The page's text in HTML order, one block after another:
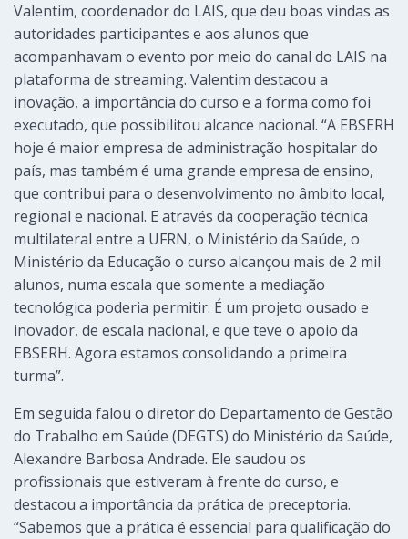
Valentim, coordenador do LAIS, que deu boas vindas as
autoridades participantes e aos alunos que
acompanhavam o evento por meio do canal do LAIS na
plataforma de streaming. Valentim destacou a
inovação, a importância do curso e a forma como foi
executado, que possibilitou alcance nacional. “A EBSERH
hoje é maior empresa de administração hospitalar do
país, mas também é uma grande empresa de ensino,
que contribui para o desenvolvimento no âmbito local,
regional e nacional. E através da cooperação técnica
multilateral entre a UFRN, o Ministério da Saúde, o
Ministério da Educação o curso alcançou mais de 2 mil
alunos, numa escala que somente a mediação
tecnológica poderia permitir. É um projeto ousado e
inovador, de escala nacional, e que teve o apoio da
EBSERH. Agora estamos consolidando a primeira
turma”.
Em seguida falou o diretor do Departamento de Gestão
do Trabalho em Saúde (DEGTS) do Ministério da Saúde,
Alexandre Barbosa Andrade. Ele saudou os
profissionais que estiveram à frente do curso, e
destacou a importância da prática de preceptoria.
“Sabemos que a prática é essencial para qualificação do